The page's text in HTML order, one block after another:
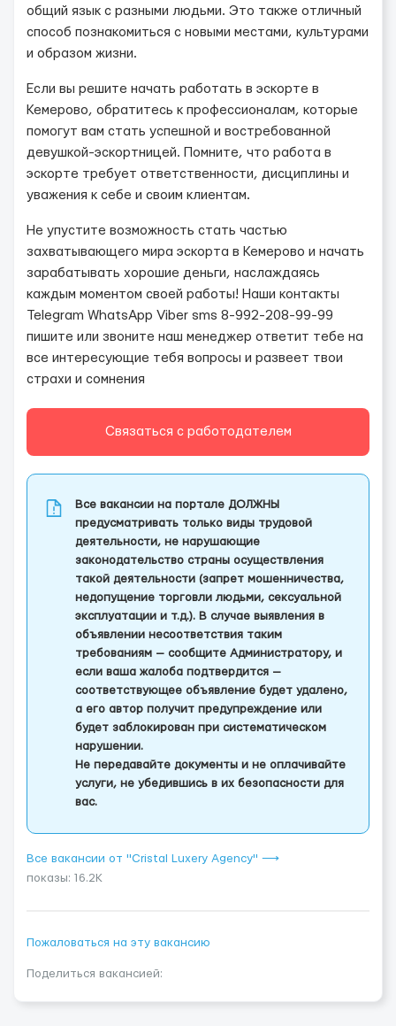
общий язык с разными людьми. Это также отличный
способ познакомиться с новыми местами, культурами
и образом жизни.
Если вы решите начать работать в эскорте в
Кемерово, обратитесь к профессионалам, которые
помогут вам стать успешной и востребованной
девушкой-эскортницей. Помните, что работа в
эскорте требует ответственности, дисциплины и
уважения к себе и своим клиентам.
Не упустите возможность стать частью
захватывающего мира эскорта в Кемерово и начать
зарабатывать хорошие деньги, наслаждаясь
каждым моментом своей работы! Наши контакты
Telegram WhatsApp Viber sms 8-992-208-99-99
пишите или звоните наш менеджер ответит тебе на
все интересующие тебя вопросы и развеет твои
страхи и сомнения
Связаться с работодателем
Все вакансии на портале ДОЛЖНЫ
предусматривать только виды трудовой
деятельности, не нарушающие
законодательство страны осуществления
такой деятельности (запрет мошенничества,
недопущение торговли людьми, сексуальной
эксплуатации и т.д.). В случае выявления в
объявлении несоответствия таким
требованиям — сообщите Администратору, и
если ваша жалоба подтвердится —
соответствующее объявление будет удалено,
а его автор получит предупреждение или
будет заблокирован при систематическом
нарушении.
Не передавайте документы и не оплачивайте
услуги, не убедившись в их безопасности для
вас.
Все вакансии от "Cristal Luxery Agency" ⟶
показы: 16.2K
Пожаловаться на эту вакансию
Поделиться вакансией: